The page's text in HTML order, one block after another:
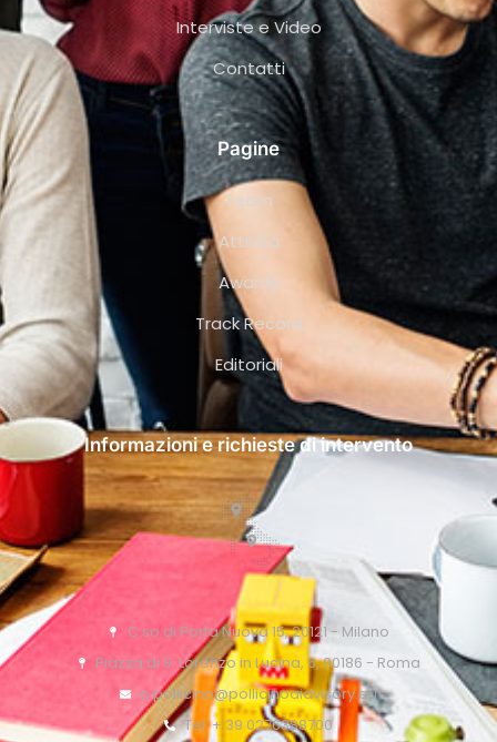
Interviste e Video
Contatti
Pagine
Team
Attività
Awards
Track Record
Editoriali
Informazioni e richieste di intervento
C.so di Porta Nuova 15, 20121 - Milano
Piazza di S. Lorenzo in Lucina, 6, 00186 - Roma
o.pollicino@pollicinoaidvisory.eu
Tel: + 39 0276388700